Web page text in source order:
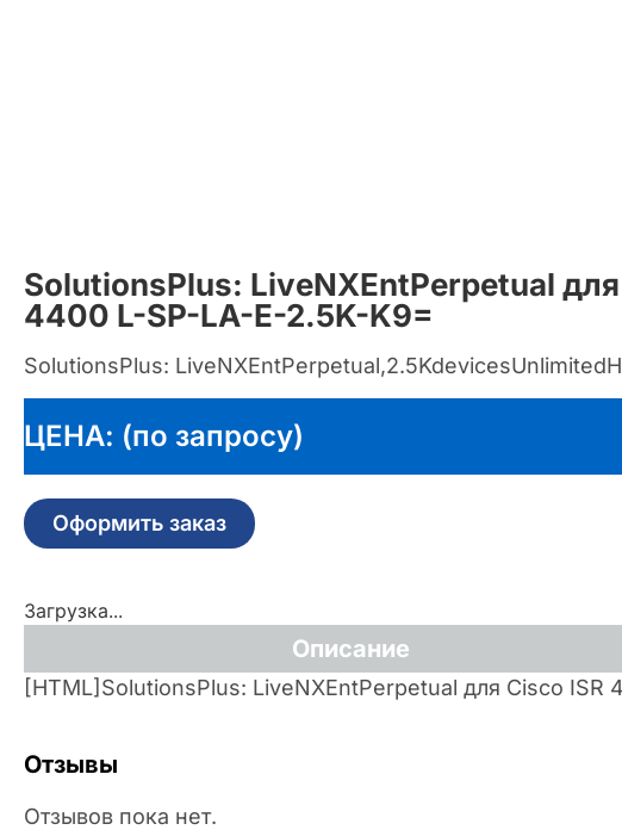
SolutionsPlus: LiveNXEntPerpetual для
4400 L-SP-LA-E-2.5K-K9=
SolutionsPlus:
ЦЕНА: (по запросу)
Оформить заказ
Загрузка...
Описание
[HTML]SolutionsPlus: LiveNXEntPerpetual для Cisco ISR
Отзывы
Отзывов пока нет.